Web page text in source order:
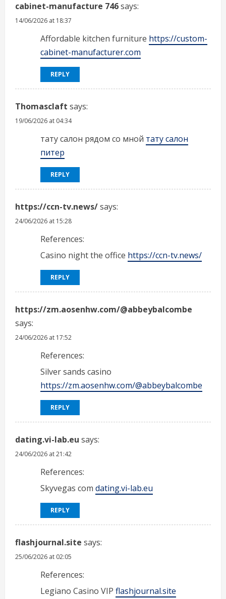
cabinet-manufacture 746says:
14/06/2026 at 18:37
Affordable kitchen furniture https://custom-
cabinet-manufacturer.com
REPLY
Thomasclaft says:
19/06/2026 at 04:34
тату салон рядом со мной тату салон
питер
REPLY
https://ccn-tv.news/says:
24/06/2026 at 15:28
References:
Casino night the office https://ccn-tv.news/
REPLY
https://zm.aosenhw.com/@abbeybalcombe
says:
24/06/2026 at 17:52
References:
Silver sands casino
https://zm.aosenhw.com/@abbeybalcombe
REPLY
dating.vi-lab.eu says:
24/06/2026 at 21:42
References:
Skyvegas com dating.vi-lab.eu
REPLY
flashjournal.site says:
25/06/2026 at 02:05
References:
Legiano Casino VIP flashjournal.site